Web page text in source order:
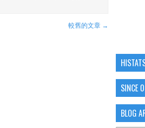
較舊的文章 →
SINCE
BLOG